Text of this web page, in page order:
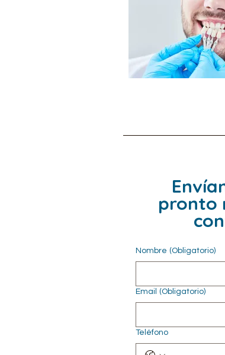
pronto
Nombre (Obligatorio)
Email (Obligatorio)
Teléfono